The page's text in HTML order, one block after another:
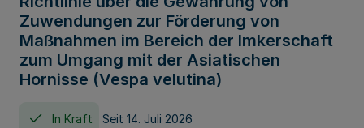
Zuwendungen zur Förderung von
Maßnahmen im Bereich der Imkerschaft
zum Umgang mit der Asiatischen
Hornisse (Vespa velutina)
In Kraft Seit 14. Juli 2026